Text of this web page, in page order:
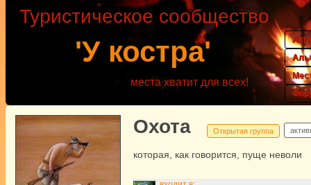
'У костра'
Туристическое сообщество
места хватит для всех!
Охота Открытая группа
которая, как говорится, пуще неволи